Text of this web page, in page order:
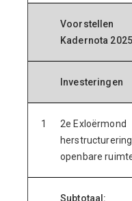
Voorstellen
Kadernota 2025
Investeringen
1
2e Exloërmond
herstructurering
openbare
Subtotaal: